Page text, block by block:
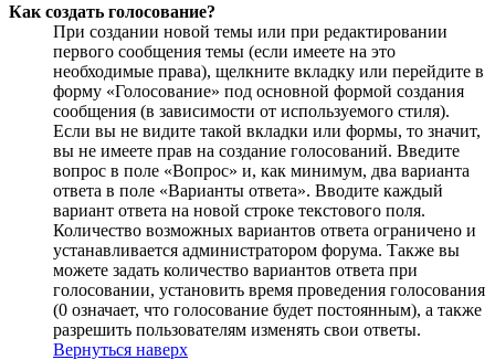
Как создать голосование?
При создании новой темы или при редактировании
первого сообщения темы (если имеете на это
необходимые права), щелкните вкладку или перейдите в
форму «Голосование» под основной формой создания
сообщения (в зависимости от используемого стиля).
Если вы не видите такой вкладки или формы, то значит,
вы не имеете прав на создание голосований. Введите
вопрос в поле «Вопрос» и, как минимум, два варианта
ответа в поле «Варианты ответа». Вводите каждый
вариант ответа на новой строке текстового поля.
Количество возможных вариантов ответа ограничено и
устанавливается администратором форума. Также вы
можете задать количество вариантов ответа при
голосовании, установить время проведения голосования
(0 означает, что голосование будет постоянным), а также
разрешить пользователям изменять свои ответы.
Вернуться наверх